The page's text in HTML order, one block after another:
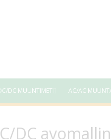
DC MUUNTIMET AC/AC
DC